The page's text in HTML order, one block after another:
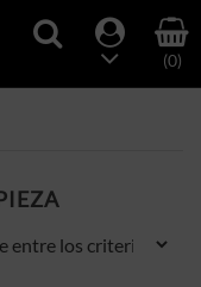
(0)